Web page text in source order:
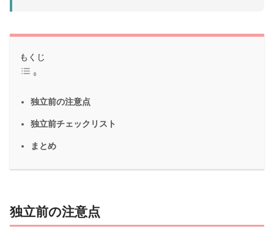
もくじ
独立前の注意点
独立前チェックリスト
まとめ
独立前の注意点